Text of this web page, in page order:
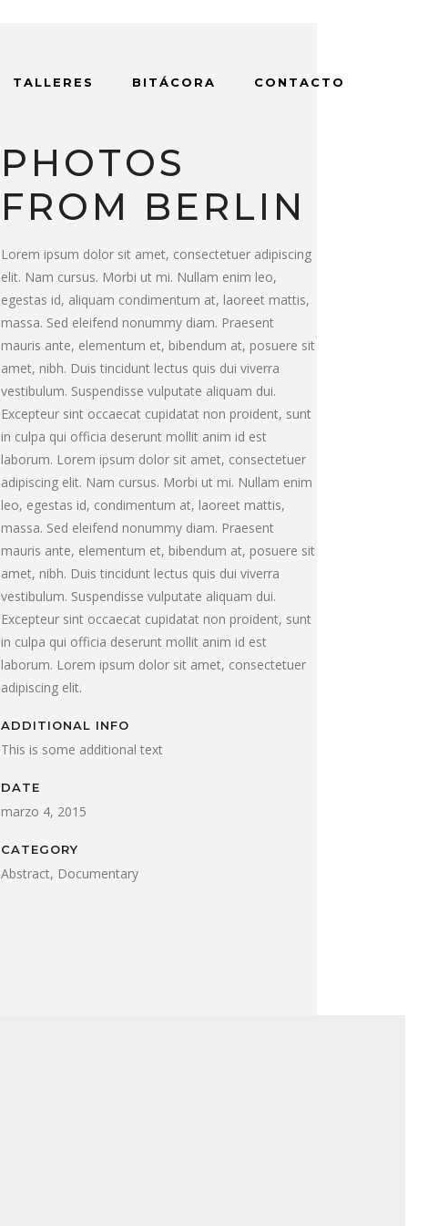
TALLERES BITÁCORA CONTACTO
PHOTOS
FROM BERLIN
Lorem ipsum dolor sit amet, consectetuer adipiscing
elit. Nam cursus. Morbi ut mi. Nullam enim leo,
egestas id, aliquam condimentum at, laoreet mattis,
massa. Sed eleifend nonummy diam. Praesent
mauris ante, elementum et, bibendum at, posuere sit
amet, nibh. Duis tincidunt lectus quis dui viverra
vestibulum. Suspendisse vulputate aliquam dui.
Excepteur sint occaecat cupidatat non proident, sunt
in culpa qui officia deserunt mollit anim id est
laborum. Lorem ipsum dolor sit amet, consectetuer
adipiscing elit. Nam cursus. Morbi ut mi. Nullam enim
leo, egestas id, condimentum at, laoreet mattis,
massa. Sed eleifend nonummy diam. Praesent
mauris ante, elementum et, bibendum at, posuere sit
amet, nibh. Duis tincidunt lectus quis dui viverra
vestibulum. Suspendisse vulputate aliquam dui.
Excepteur sint occaecat cupidatat non proident, sunt
in culpa qui officia deserunt mollit anim id est
laborum. Lorem ipsum dolor sit amet, consectetuer
adipiscing elit.
ADDITIONAL INFO
This is some additional text
DATE
marzo 4, 2015
CATEGORY
Abstract, Documentary